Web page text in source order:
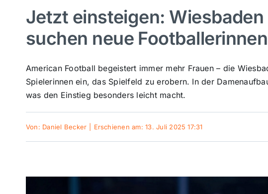
Jetzt einsteigen:
suchen neue Footballerinnen
American Football begeistert immer mehr Frauen – die
Spielerinnen ein, das Spielfeld zu erobern. In der
was den Einstieg besonders leicht macht.
Von: Daniel Becker Erschienen am: 13. Juli 2025 17:31